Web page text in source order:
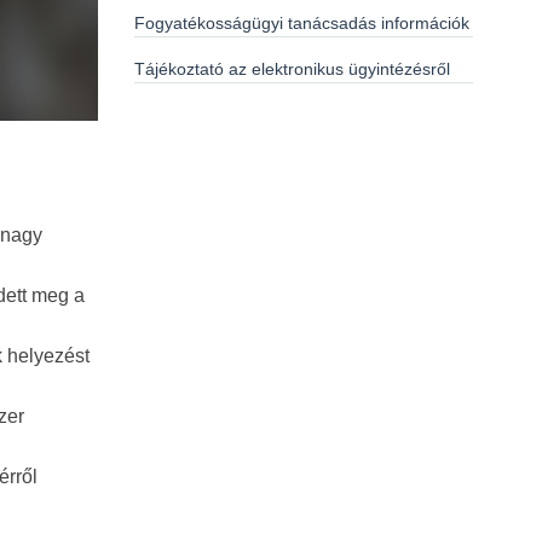
meg a
helyezést
Fogyatékosságügyi tanácsadás információk
Tájékoztató az elektronikus ügyintézésről